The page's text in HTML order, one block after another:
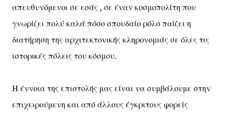
απευθυνόμενοι σε εσάς , σε έναν κοσμοπολίτη που
γνωρίζει πολύ καλά πόσο σπουδαίο ρόλο παίζει η
διατήρηση της αρχιτεκτονικής κληρονομιάς σε όλες τις
ιστορικές πόλεις του κόσμου.
Η έννοια της επιστολής μας είναι να συμβάλουμε στην
επιχειρούμενη και από άλλους έγκριτους φορείς